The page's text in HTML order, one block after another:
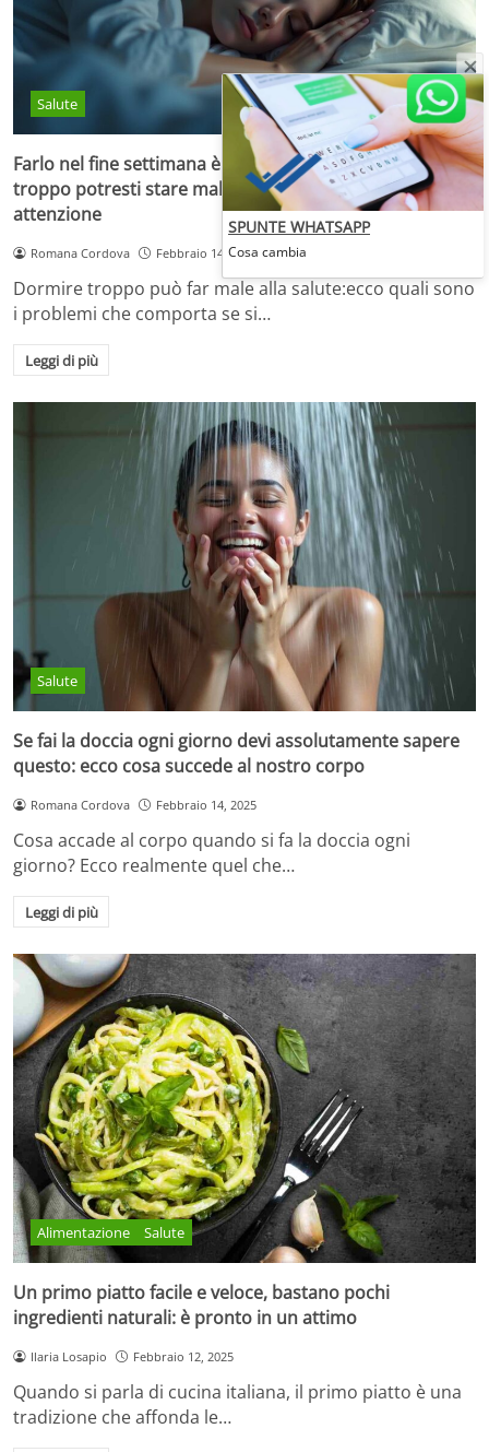
Salute
Farlo nel fine settimana è la cosa migliore, ma se dormi
troppo potresti stare male: i segni a cui prestare
attenzione
Romana Cordova Febbraio 14, 2025
Dormire troppo può far male alla salute:ecco quali sono
i problemi che comporta se si…
Leggi di più
Salute
Se fai la doccia ogni giorno devi assolutamente sapere
questo: ecco cosa succede al nostro corpo
Romana Cordova Febbraio 14, 2025
Cosa accade al corpo quando si fa la doccia ogni
giorno? Ecco realmente quel che…
Leggi di più
Alimentazione Salute
Un primo piatto facile e veloce, bastano pochi
ingredienti naturali: è pronto in un attimo
Ilaria Losapio Febbraio 12, 2025
Quando si parla di cucina italiana, il primo piatto è una
tradizione che affonda le…
SPUNTE WHATSAPP
Cosa cambia